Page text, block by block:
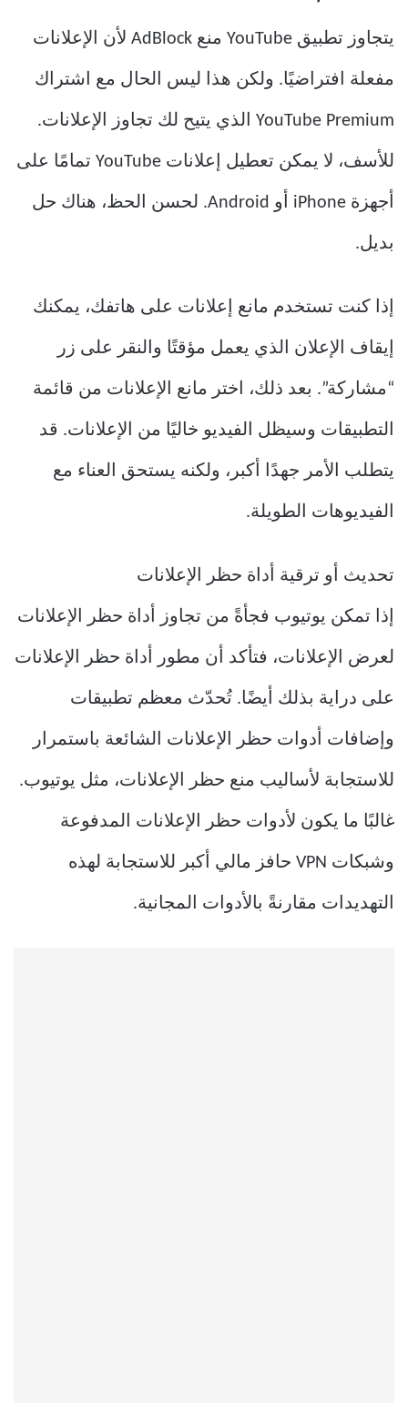
يتجاوز تطبيق YouTube منع AdBlock لأن الإعلانات
مفعلة افتراضيًا. ولكن هذا ليس الحال مع اشتراك
YouTube Premium الذي يتيح لك تجاوز الإعلانات.
للأسف، لا يمكن تعطيل إعلانات YouTube تمامًا على
أجهزة iPhone أو Android. لحسن الحظ، هناك حل
بديل.
إذا كنت تستخدم مانع إعلانات على هاتفك، يمكنك
إيقاف الإعلان الذي يعمل مؤقتًا والنقر على زر
“مشاركة”. بعد ذلك، اختر مانع الإعلانات من قائمة
التطبيقات وسيظل الفيديو خاليًا من الإعلانات. قد
يتطلب الأمر جهدًا أكبر، ولكنه يستحق العناء مع
الفيديوهات الطويلة.
تحديث أو ترقية أداة حظر الإعلانات
إذا تمكن يوتيوب فجأةً من تجاوز أداة حظر الإعلانات
لعرض الإعلانات، فتأكد أن مطور أداة حظر الإعلانات
على دراية بذلك أيضًا. تُحدّث معظم تطبيقات
وإضافات أدوات حظر الإعلانات الشائعة باستمرار
للاستجابة لأساليب منع حظر الإعلانات، مثل يوتيوب.
غالبًا ما يكون لأدوات حظر الإعلانات المدفوعة
وشبكات VPN حافز مالي أكبر للاستجابة لهذه
التهديدات مقارنةً بالأدوات المجانية.